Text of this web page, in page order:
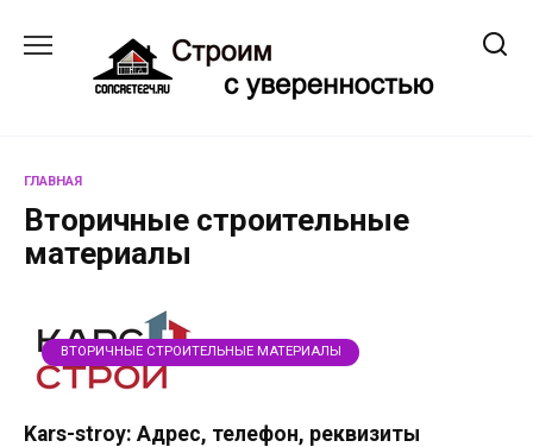
содержанию
ГЛАВНАЯ
Вторичные строительные
материалы
ВТОРИЧНЫЕ СТРОИТЕЛЬНЫЕ МАТЕРИАЛЫ
Kars-stroy: Адрес, телефон, реквизиты